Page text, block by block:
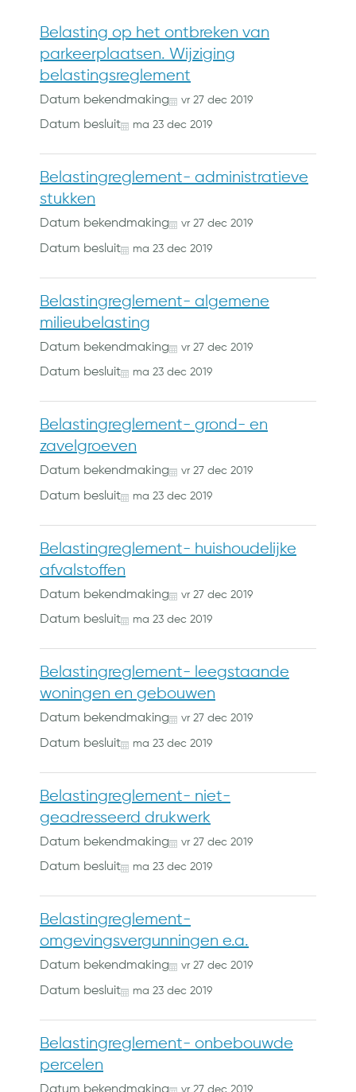
Belasting op het ontbreken van
parkeerplaatsen. Wijziging
belastingsreglement
Datum bekendmaking vr 27 dec 2019
Datum besluit ma 23 dec 2019
Belastingreglement- administratieve
stukken
Datum bekendmaking vr 27 dec 2019
Datum besluit ma 23 dec 2019
Belastingreglement- algemene
milieubelasting
Datum bekendmaking vr 27 dec 2019
Datum besluit ma 23 dec 2019
Belastingreglement- grond- en
zavelgroeven
Datum bekendmaking vr 27 dec 2019
Datum besluit ma 23 dec 2019
Belastingreglement- huishoudelijke
afvalstoffen
Datum bekendmaking vr 27 dec 2019
Datum besluit ma 23 dec 2019
Belastingreglement- leegstaande
woningen en gebouwen
Datum bekendmaking vr 27 dec 2019
Datum besluit ma 23 dec 2019
Belastingreglement- niet-
geadresseerd drukwerk
Datum bekendmaking vr 27 dec 2019
Datum besluit ma 23 dec 2019
Belastingreglement-
omgevingsvergunningen e.a.
Datum bekendmaking vr 27 dec 2019
Datum besluit ma 23 dec 2019
Belastingreglement- onbebouwde
percelen
Datum bekendmaking vr 27 dec 2019